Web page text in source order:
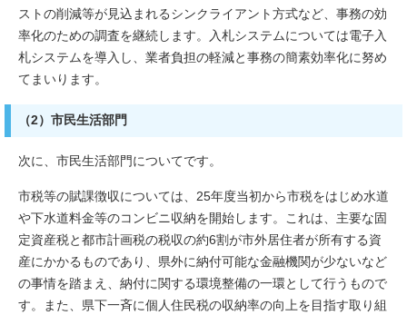
ストの削減等が見込まれるシンクライアント方式など、事務の効
率化のための調査を継続します。入札システムについては電子入
札システムを導入し、業者負担の軽減と事務の簡素効率化に努め
てまいります。
（2）市民生活部門
次に、市民生活部門についてです。
市税等の賦課徴収については、25年度当初から市税をはじめ水道
や下水道料金等のコンビニ収納を開始します。これは、主要な固
定資産税と都市計画税の税収の約6割が市外居住者が所有する資
産にかかるものであり、県外に納付可能な金融機関が少ないなど
の事情を踏まえ、納付に関する環境整備の一環として行うもので
す。また、県下一斉に個人住民税の収納率の向上を目指す取り組